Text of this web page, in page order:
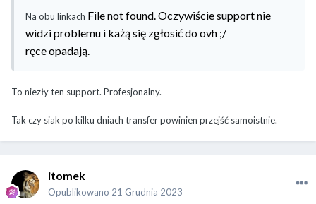
Na obu linkach File not found. Oczywiście support nie
widzi problemu i każą się zgłosić do ovh ;/
ręce opadają.
To niezły ten support. Profesjonalny.
Tak czy siak po kilku dniach transfer powinien przejść samoistnie.
itomek
Opublikowano 21 Grudnia 2023